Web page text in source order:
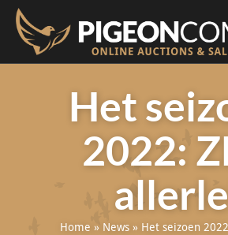
Het
2022:
Home » News » Het seizoen